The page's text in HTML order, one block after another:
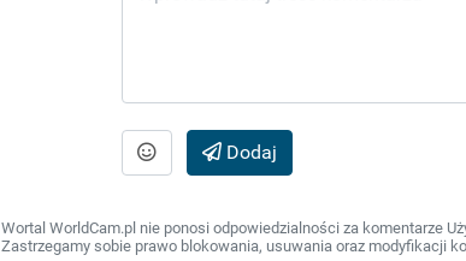
Dodaj
Wortal WorldCam.pl nie ponosi odpowiedzialności za komentarze
Zastrzegamy sobie prawo blokowania, usuwania oraz modyfikacji